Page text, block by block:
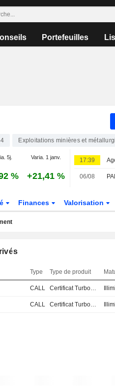
Portefeuilles
Exploitations minières et
5j. Varia. 1 janv.
% +21,41 %
17:39
06/08
Finances Valorisation
Type Type de produit
CALL Certificat Turbo Stop Loss
CALL Certificat Turbo Stop Loss